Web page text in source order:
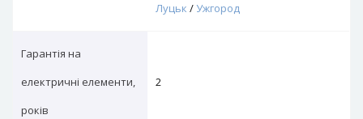
Луцьк /Ужгород
Гарантія на
електричні елементи,
років
2